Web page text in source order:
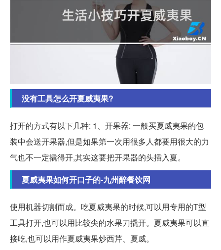
没有工具怎么开夏威夷果?
打开的方式有以下几种: 1、开果器: 一般买夏威夷果的包
装中会送开果器,但是如果第一次用很多人都要用很大的力
气也不一定撬得开,其实这要把开果器的头插入夏。
夏威夷果如何开口子的-九州醉餐饮网
使用机器切割而成。吃夏威夷果的时候,可以用专用的T型
工具打开,也可以用比较尖的水果刀撬开。夏威夷果可以直
接吃,也可以用作夏威夷果炒西芹、夏威。